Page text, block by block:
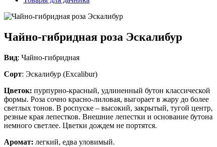
Чайно-гибридная роза Эскалибур
Вид: Чайно-гибридная
Сорт: Эскалибур (Excalibur)
Цветок: пурпурно-красный, удлиненный бутон классической
формы. Роза сочно красно-лиловая, выгорает в жару до более
светлых тонов. В роспуске – высокий, закрытый, тугой центр,
резные края лепестков. Внешние лепестки и основание бутона
немного светлее. Цветки дождем не портятся.
Аромат: легкий, едва уловимый.